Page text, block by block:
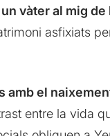
vàter al mig de
asfixiats
amb el
entre la vida